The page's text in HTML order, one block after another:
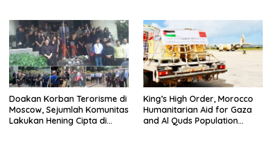
Doakan Korban Terorisme di
Moscow, Sejumlah Komunitas
Lakukan Hening Cipta di
King’s High Order, Morocco
Humanitarian Aid for Gaza
and Al Quds Population